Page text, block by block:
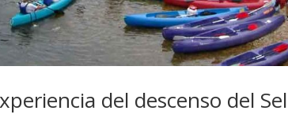
del descenso del